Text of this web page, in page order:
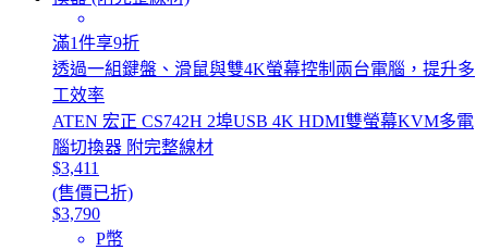
滿1件享9折
透過一組鍵盤、滑鼠與雙4K螢幕控制兩台電腦，提升多
工效率
ATEN 宏正 CS742H 2埠USB 4K HDMI雙螢幕KVM多電
腦切換器 附完整線材
$3,411
(售價已折)
$3,790
P幣